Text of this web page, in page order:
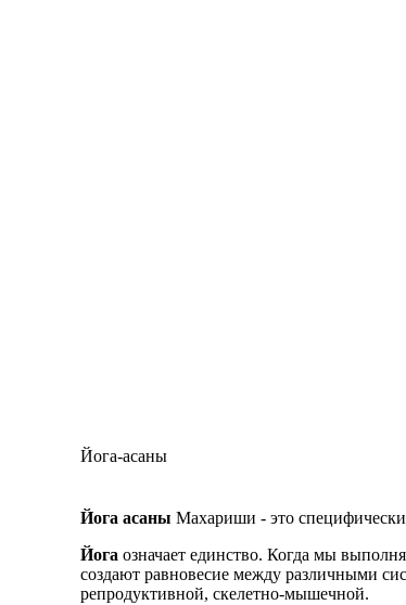
Йога-асаны
Йога асаны Махариши - это
Йога означает единство. Когда мы
создают равновесие между различными
репродуктивной, скелетно-мышечной.